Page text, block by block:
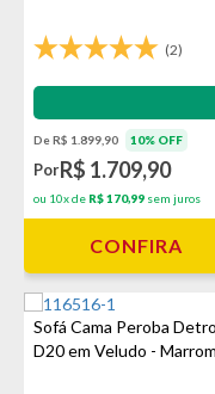
(2)
Impermeabilização -
De R$ 1.899,90 10% OFF
PorR$ 1.709,90
ou 10x de R$ 170,99 sem juros
CONFIRA
Sofá Cama Peroba
D20 em Veludo - Marrom